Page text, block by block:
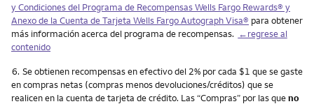
y Condiciones del Programa de Recompensas Wells Fargo Rewards® y
Anexo de la Cuenta de Tarjeta Wells Fargo Autograph Visa® para obtener
más información acerca del programa de recompensas. ←regrese al
contenido
Nota
6. Se obtienen recompensas en efectivo del 2% por cada $1 que se gaste
en compras netas (compras menos devoluciones/créditos) que se
realicen en la cuenta de tarjeta de crédito. Las “Compras” por las queno